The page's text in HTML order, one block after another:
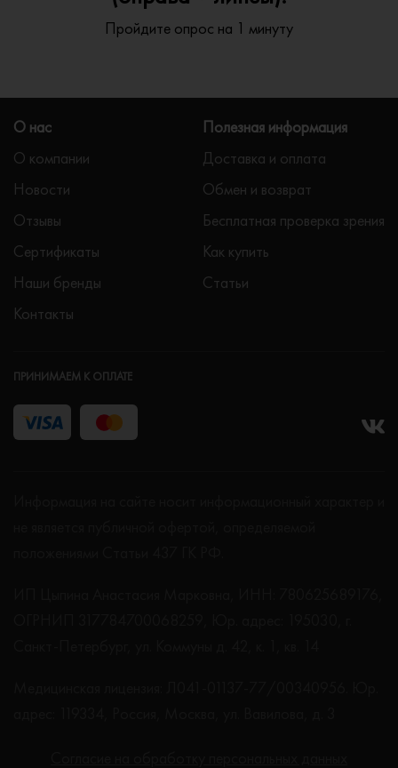
Пройдите опрос на 1 минуту
О нас
О компании
Новости
Отзывы
Сертификаты
Наши бренды
Контакты
Полезная информация
Доставка и оплата
Обмен и возврат
Бесплатная проверка зрения
Как купить
Статьи
ПРИНИМАЕМ К ОПЛАТЕ